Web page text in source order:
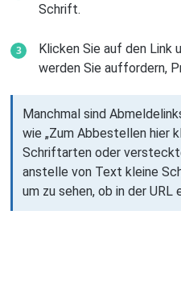
Schrift.
Klicken Sie auf den Link
werden Sie auffordern,
Manchmal sind
wie „Zum Abbestellen hier
Schriftarten oder
anstelle von Text kleine
um zu sehen, ob in der